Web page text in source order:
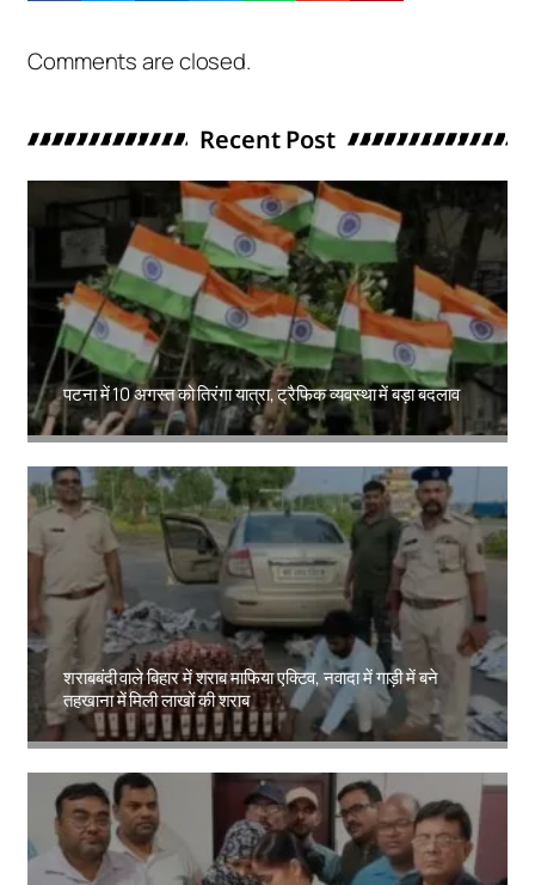
Comments are closed.
Recent Post
पटना में 10 अगस्त को तिरंगा यात्रा, ट्रैफिक व्यवस्था में बड़ा बदलाव
Amit Lekh
शराबबंदी वाले बिहार में शराब माफिया एक्टिव, नवादा में गाड़ी में बने
तहखाना में मिली लाखों की शराब
Amit Lekh